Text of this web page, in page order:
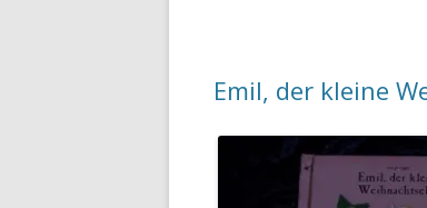
Emil, der kleine